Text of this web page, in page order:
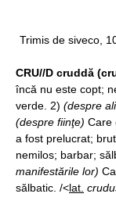
Trimis de siveco,
CRU//D cruddă
încă nu este copt;
verde. 2) (despre
(despre fiinţe) Care
a fost prelucrat;
nemilos; barbar;
manifestările lor)
sălbatic. /<lat.